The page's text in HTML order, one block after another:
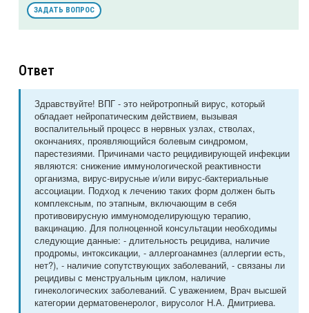
ЗАДАТЬ ВОПРОС
Ответ
Здравствуйте! ВПГ - это нейротропный вирус, который
обладает нейропатическим действием, вызывая
воспалительный процесс в нервных узлах, стволах,
окончаниях, проявляющийся болевым синдромом,
парестезиями. Причинами часто рецидивирующей инфекции
являются: снижение иммунологической реактивности
организма, вирус-вирусные и/или вирус-бактериальные
ассоциации. Подход к лечению таких форм должен быть
комплексным, по этапным, включающим в себя
противовирусную иммуномоделирующую терапию,
вакцинацию. Для полноценной консультации необходимы
следующие данные: - длительность рецидива, наличие
продромы, интоксикации, - аллергоанамнез (аллергии есть,
нет?), - наличие сопутствующих заболеваний, - связаны ли
рецидивы с менструальным циклом, наличие
гинекологических заболеваний. С уважением, Врач высшей
категории дерматовенеролог, вирусолог Н.А. Дмитриева.